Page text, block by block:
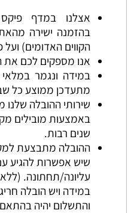
אצלנו במדף
בהזמנה ישירה
הקווים האדומים) ועל
אנו מספקים לכם את המדפים
במידה ונגמר
מתעדכן ממוצע כל
שירותי ההובלה
באמצעות מובילים
שנים רבות.
ההובלה מתבצעת
שיש אפשרות להגיע
עליונה/תחתונה.
במידה ויש הובלה
והתשלום יהיה